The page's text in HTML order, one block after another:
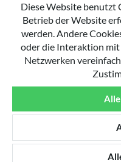
Vertrag
Copyright 2026 by
Diese Website benutzt
Betrieb der Website
werden. Andere
oder die Interaktion mit
Netzwerken